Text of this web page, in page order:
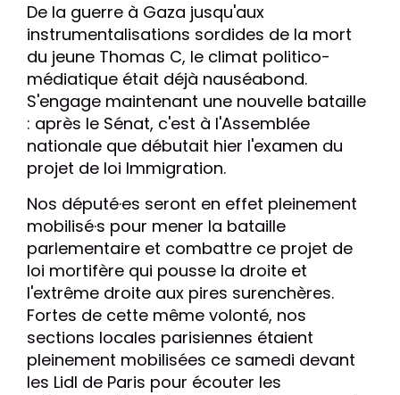
De la guerre à Gaza jusqu'aux
instrumentalisations sordides de la mort
du jeune Thomas C, le climat politico-
médiatique était déjà nauséabond.
S'engage maintenant une nouvelle bataille
: après le Sénat, c'est à l'Assemblée
nationale que débutait hier l'examen du
projet de loi Immigration.
Nos député·es seront en effet pleinement
mobilisé·s pour mener la bataille
parlementaire et combattre ce projet de
loi mortifère qui pousse la droite et
l'extrême droite aux pires surenchères.
Fortes de cette même volonté, nos
sections locales parisiennes étaient
pleinement mobilisées ce samedi devant
les Lidl de Paris pour écouter les